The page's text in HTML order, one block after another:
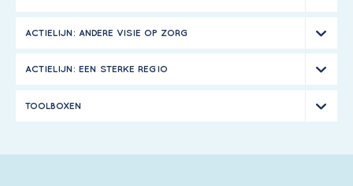
ACTIELIJN: ANDERE VISIE OP ZORG
ACTIELIJN: EEN STERKE REGIO
TOOLBOXEN